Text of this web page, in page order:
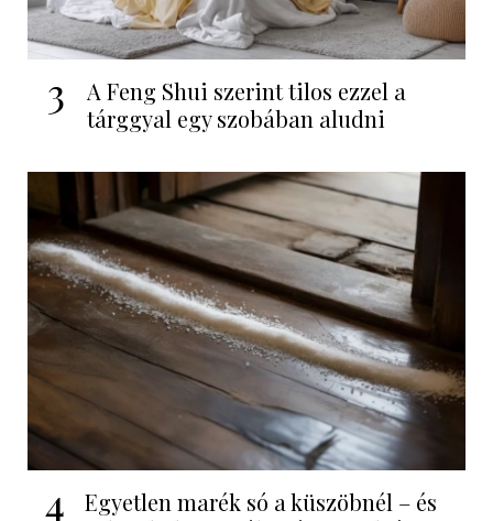
3
A Feng Shui szerint tilos ezzel a
tárggyal egy szobában aludni
4
Egyetlen marék só a küszöbnél – és